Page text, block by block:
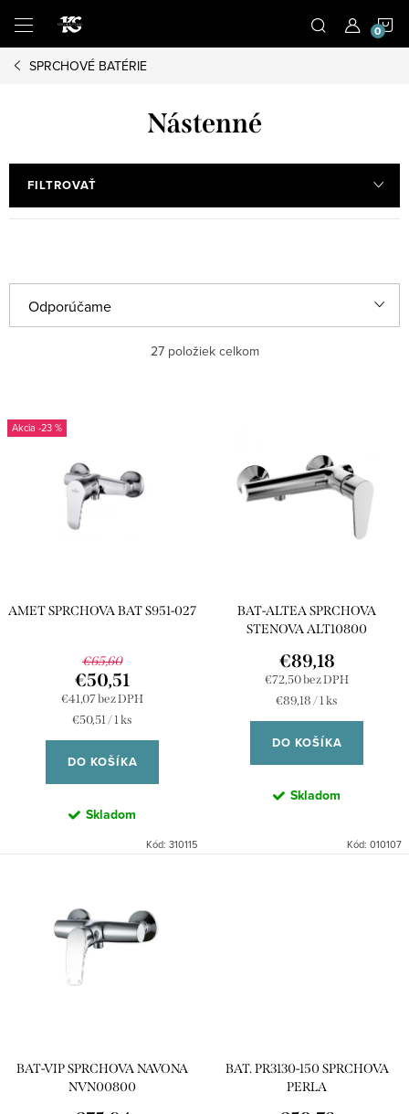
obsah
SPRCHOVÉ BATÉRIE
Nástenné
FILTROVAŤ
a
n
d
Odporúčame
Najpredávanejšie
Abecedne
27položiek celkom
V
ý
o
-23 %
AMET SPRCHOVA BAT S951-027
€65,60
€41,07 bez DPH
€50,51
Jednotková
cena:
€50,51 / 1 ks
DO KOŠÍKA
Skladom
Kód: 310115
BAT-ALTEA SPRCHOVA
STENOVA ALT10800
€72,50 bez DPH
€89,18
Jednotková
cena:
€89,18 / 1 ks
DO KOŠÍKA
Skladom
Kód: 010107
BAT-VIP SPRCHOVA NAVONA
NVN00800
BAT. PR3130-150 SPRCHOVA
PERLA